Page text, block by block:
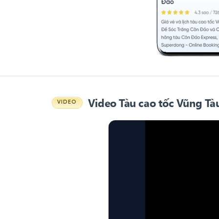
VIDEO Video Tàu cao tốc Vũng